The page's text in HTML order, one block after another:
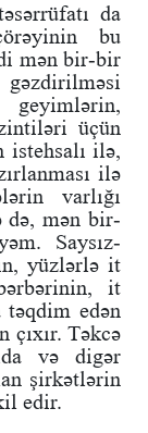
da
bu
mən bir-bir
geyimlərin,
üçün
istehsalı ilə,
ilə
varlığı
də, mən bir-
Saysız-
yüzlərlə it
it
təqdim edən
Təkcə
və digər
şirkətlərin
edir.